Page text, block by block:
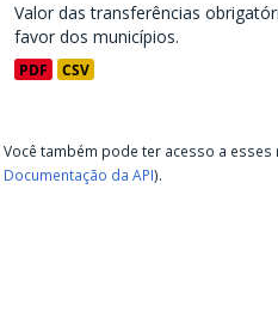
Valor das transferências
favor dos municípios.
PDF CSV
Você também pode ter acesso a
Documentação da API).